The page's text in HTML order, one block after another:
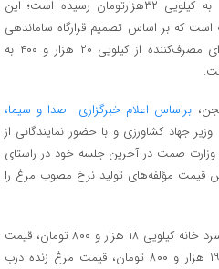
کیلویی ۳۸هزار تومان و در مازندران به کیلویی ۳۲هزارتومان رسیده است؛ این
که بر اساس تصمیم قرارگاه ساماندهی
مرغ کشور قیمت مصوب مرغ گرم برای مصرف‌کننده از کیلویی ۲۰ هزار و ۴۰۰ به
براساس اعلام خبرگزاری صدا و سیما،
جهاد کشاورزی و با حضور نمایندگانی از
وزارت صمت در آخرین جلسه خود در راستای
قیمت مؤلفه‌های تولید نرخ مصوب مرغ را
بر این اساس قیمت مرغ منجمد درب سرد خانه کیلویی ۱۸ هزار و ۸۰۰ تومان، قیمت
مرغ منجمد برای مصرف‌کننده کیلویی ۱۹ هزار و ۸۰۰ تومان، قیمت مرغ زنده درب